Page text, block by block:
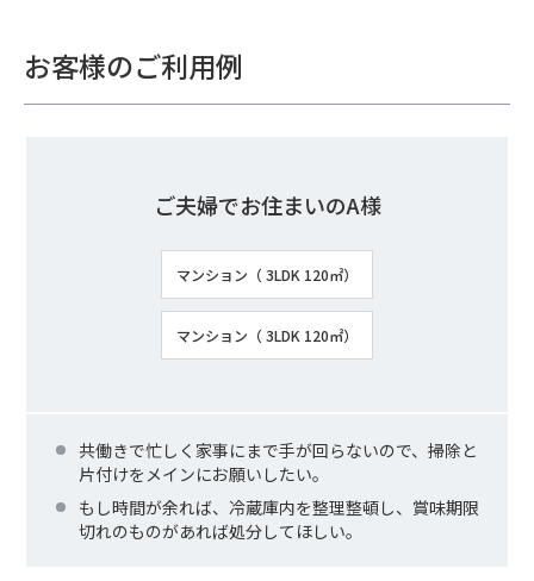
お客様のご利用例
ご夫婦でお住まいのA様
マンション（ 3LDK 120㎡）
マンション（ 3LDK 120㎡）
共働きで忙しく家事にまで手が回らないので、掃除と
片付けをメインにお願いしたい。
もし時間が余れば、冷蔵庫内を整理整頓し、賞味期限
切れのものがあれば処分してほしい。